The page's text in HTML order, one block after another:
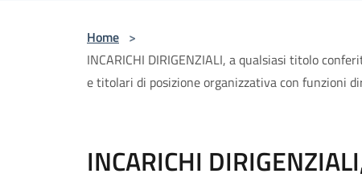
Home >
INCARICHI DIRIGENZIALI, a qualsiasi titolo
e titolari di posizione organizzativa con funzioni
INCARICHI